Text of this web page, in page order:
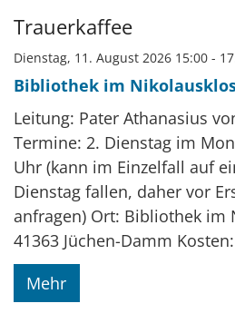
Datum: 11. August 2026
Trauerkaffee
Dienstag, 11. August 2026 15:00 -
Bibliothek im
Leitung: Pater Athanasius
Termine: 2. Dienstag im
Uhr (kann im Einzelfall auf
Dienstag fallen, daher vor
anfragen) Ort: Bibliothek im
41363 Jüchen-Damm
Mehr